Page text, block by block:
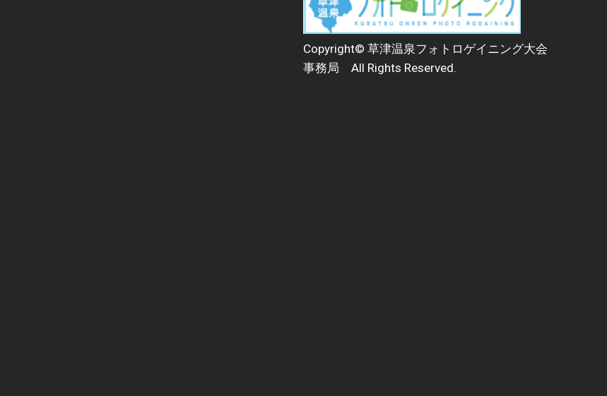
Copyright© 草津温泉フォトロゲイニング大会
事務局 All Rights Reserved.